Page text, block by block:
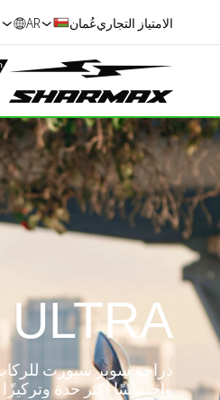
الامتياز التجاريعُمان AR
دراجة سوبر سبورت للركاب
وإحساسًا أكثر حدة